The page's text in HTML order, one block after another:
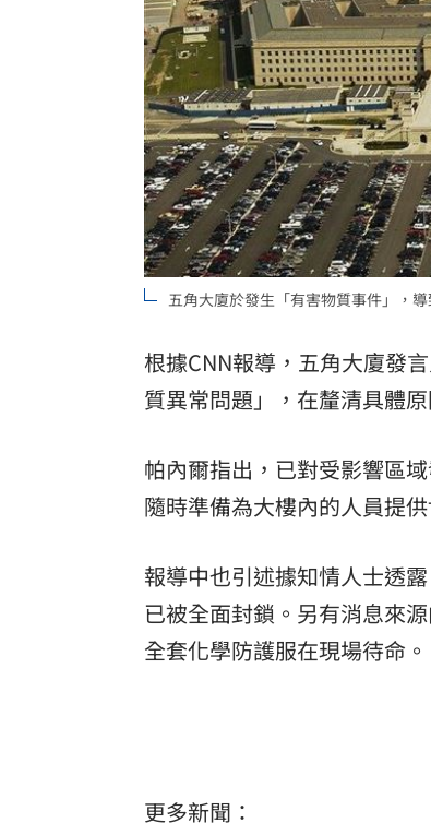
市場到酒場料理！可果美蕃茄醬
父親節送會拉筋的
油品食安事件引關注 挑選保健食
罕病博士彭士齊 輪椅上的生命覺
酷澎「爸氣父親節」國際官方品
五角大廈於發生「有害物質事件」，
根據CNN報導，五角大廈發
質異常問題」，在釐清具體
帕內爾指出，已對受影響區
隨時準備為大樓內的人員提供
報導中也引述據知情人士透
已被全面封鎖。另有消息來
全套化學防護服在現場待命。
更多新聞：